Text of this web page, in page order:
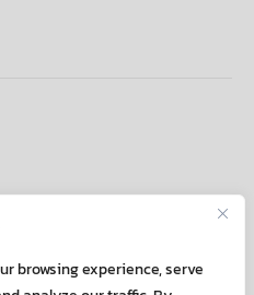
browsing experience, serve